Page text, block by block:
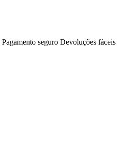
Pagamento seguro Devoluções fáceis